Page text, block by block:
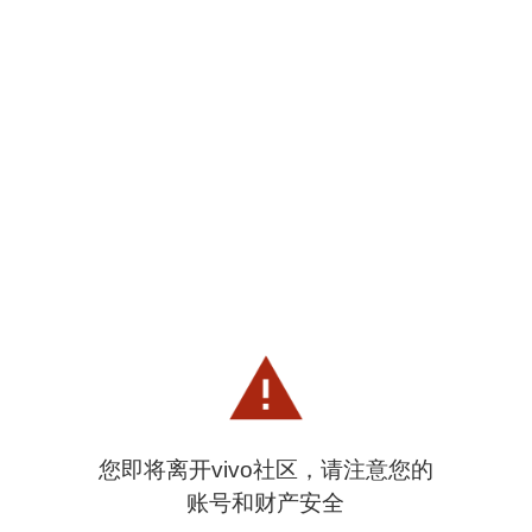
您即将离开vivo社区，请注意您的
账号和财产安全